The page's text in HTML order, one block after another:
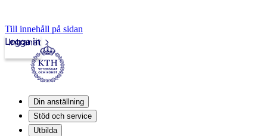
Till innehåll på sidan
Intranät
Logga in
Din anställning
Stöd och service
Utbilda